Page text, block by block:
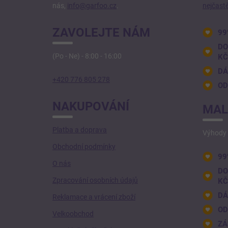
nás, info@garfoo.cz.
ZAVOLEJTE NÁM
(Po - Ne) - 8:00 - 16:00
+420 776 805 278
NAKUPOVÁNÍ
Platba a doprava
Obchodní podmínky
O nás
Zpracování osobních údajů
Reklamace a vrácení zboží
Velkoobchod
KČ
Výhody
KČ